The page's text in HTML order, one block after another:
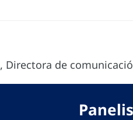
, Directora de